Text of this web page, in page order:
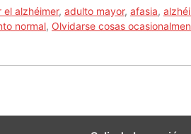
el alzhéimer, adulto mayor, afasia,
normal, Olvidarse cosas